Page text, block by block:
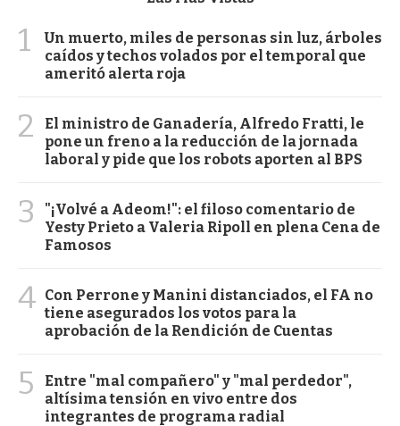
1
Un muerto, miles de personas sin luz, árboles
caídos y techos volados por el temporal que
ameritó alerta roja
2
El ministro de Ganadería, Alfredo Fratti, le
pone un freno a la reducción de la jornada
laboral y pide que los robots aporten al BPS
3
"¡Volvé a Adeom!": el filoso comentario de
Yesty Prieto a Valeria Ripoll en plena Cena de
Famosos
4 Con Perrone y Manini distanciados, el FA no
tiene asegurados los votos para la
aprobación de la Rendición de Cuentas
5
Entre "mal compañero" y "mal perdedor",
altísima tensión en vivo entre dos
integrantes de programa radial